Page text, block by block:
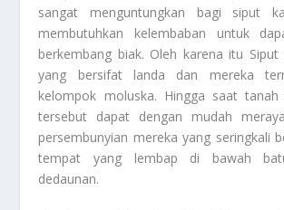
sangat menguntungkan bagi siput
membutuhkan kelembaban untuk
berkembang biak. Oleh karena itu Siput
yang bersifat landa dan mereka
kelompok moluska. Hingga saat tanah
tersebut dapat dengan mudah
persembunyian mereka yang seringkali
tempat yang lembap di bawah
dedaunan.